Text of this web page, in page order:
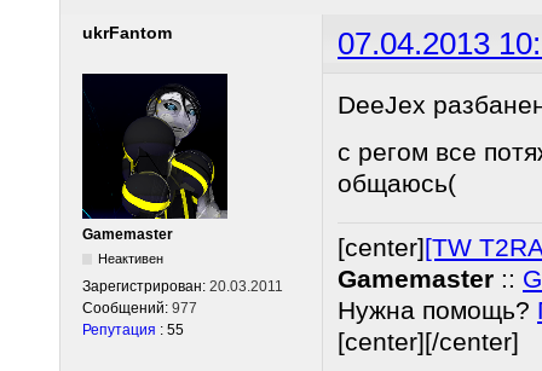
ukrFantom 07.04.2013
Gamemaster
Неактивен
Зарегистрирован: 20.03.2011
Сообщений: 977
Репутация : 55
DeeJex
с регом все
общаюсь(
[center][TW
Gamemaster ::
Нужна помощь?
[center][/center]